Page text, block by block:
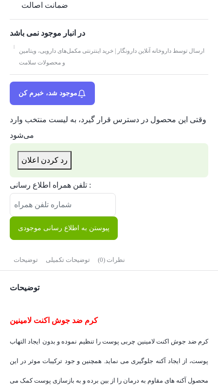
ضمانت اصالت
در انبار موجود نمی باشد
ارسال توسط داروخانه آنلاین دارونگار | خرید اینترنتی مکمل‌های دارویی، ویتامین
و محصولات سلامت
موجود شد، خبرم کن
وقتی این محصول در دسترس قرار گیرد، به لیست منتخب وارد
می‌شود
رد کردن اعلان
تلفن همراه اطلاع رسانی :
پیوستن به اطلاع رسانی موجودی
توضیحات توضیحات تکمیلی نظرات (0)
توضیحات
کرم ضد جوش اکنت لامینین
کرم ضد جوش اکنت لامینین چربی پوست را تنظیم نموده و بدون ایجاد التهاب
پوست، از ایجاد آکنه جلوگیری می نماید. همچنین و جود ترکیبات موثر در این
محصول آکنه های مقاوم به درمان را از بین برده و به بازسازی پوست کمک می